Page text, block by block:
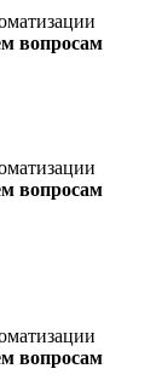
вопросам
вопросам
вопросам